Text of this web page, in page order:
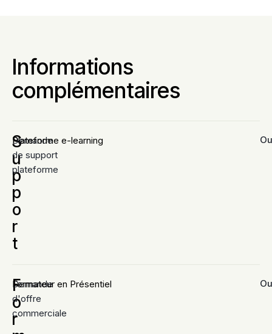
Informations
complémentaires
S
u
p
p
o
r
t
Demande
de support
plateforme
Plateforme e-learning
F
o
r
Demande
d'offre
commerciale
Formateur en Présentiel